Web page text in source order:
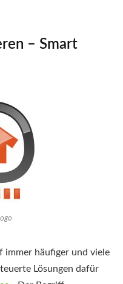
– Smart
immer häufiger und viele
Lösungen dafür